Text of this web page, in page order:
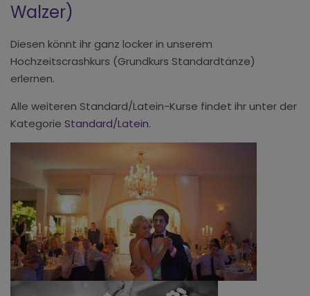
Walzer)
Diesen könnt ihr ganz locker in unserem
Hochzeitscrashkurs (Grundkurs Standardtänze)
erlernen.
Alle weiteren Standard/Latein-Kurse findet ihr unter der
Kategorie Standard/Latein.